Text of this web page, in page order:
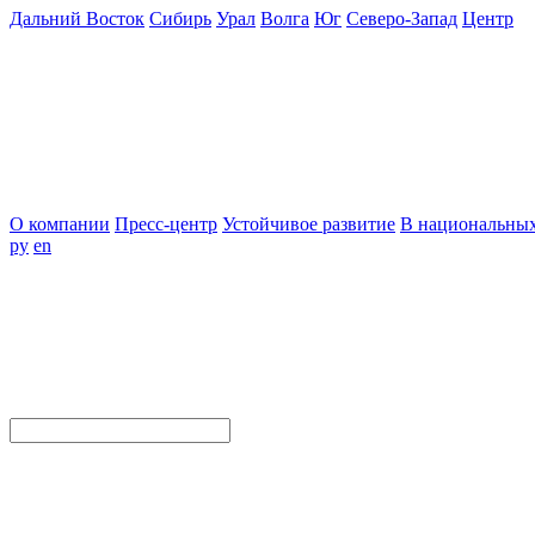
Дальний Восток Сибирь Урал Волга Юг Северо-Запад Центр
О компании Пресс-центр Устойчивое развитие В
ру en